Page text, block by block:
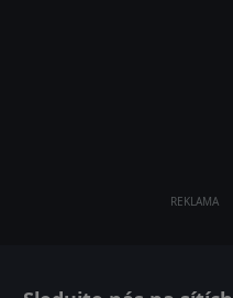
REKLAMA